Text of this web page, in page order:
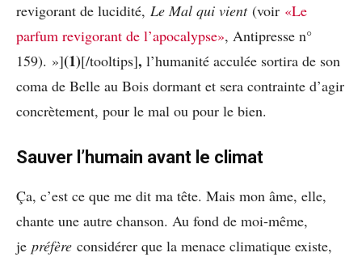
revigorant de lucidité, Le Mal qui vient(voir «Le
parfum revigorant de l’apocalypse», Antipresse n°
159). »](1)[/tooltips], l’humanité acculée sortira de son
coma de Belle au Bois dormant et sera contrainte d’agir
concrètement, pour le mal ou pour le bien.
Sauver l’humain avant le climat
Ça, c’est ce que me dit ma tête. Mais mon âme, elle,
chante une autre chanson. Au fond de moi-même,
je préfère considérer que la menace climatique existe,